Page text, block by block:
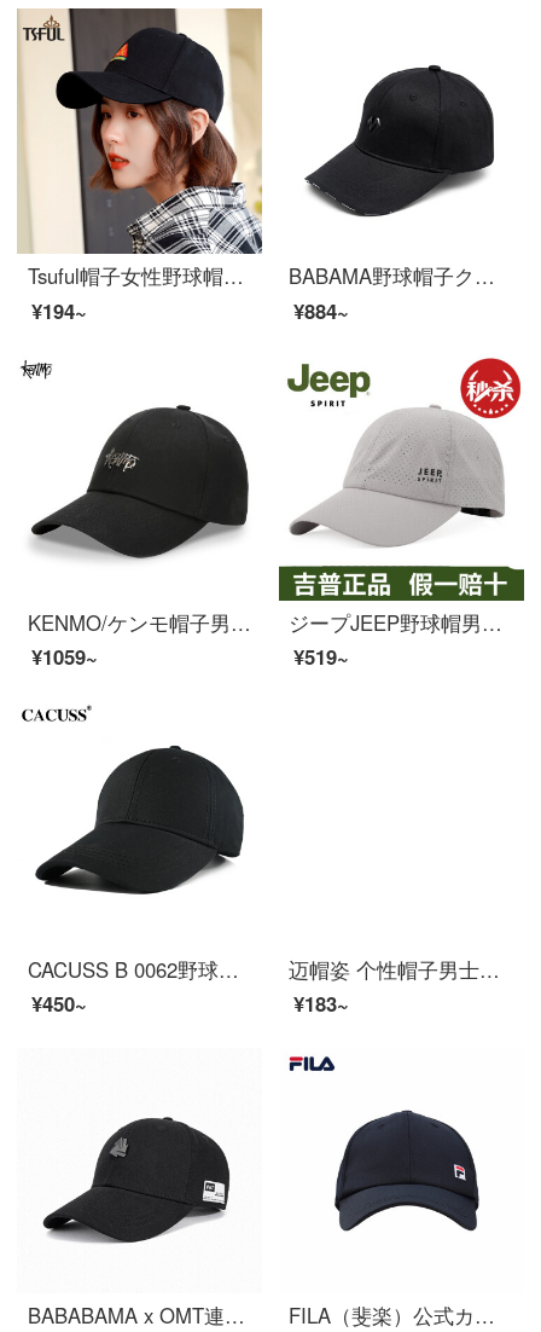
Tsuful帽子女性野球帽秋冬四季モデル韓流スポーツカジュアル百選カップル帽子鴨舌帽MG 2014 BQMAブラック
¥194~
BABAMA野球帽子クラシックブランド帽子男女四季通用のハンチングアウトドアスポーツM字母カップル日焼け止め帽子ヒップホップ黒平均サイズ
¥884~
KENMO/ケンモ帽子男韓版ファッション的な金属のアルファベットの野球帽の女性のins潮のブランドの学生はレジャーの経典アヒルの舌の帽子のカップルの屋外のサンバイザーの帽子の日よけの黒色（四季の純綿の金）の平均サイズ（首回りの56 cm-60 cm）に乗ります。
¥1059~
ジープJEEP野球帽男女レジャー屋外春夏ネット帽速乾潮流日よけ鴨舌帽子男百合日帽子浅灰色56-61 cm調節できます。
¥519~
CACUSS B 0062野球帽子ファッション帽子男女四季帽子のひさしを長くしたサンバイザー屋外登山帽子帽子帽子帽子のハンチング黒は首回り56-59 CMが適用されます。
¥450~
迈帽姿 个性帽子男士夏季韩版棒球帽潮流百搭学生街头嘻哈帽带环铁塔鸭舌帽女 铁塔 黑色 可调节
¥183~
BABABAMA x OMT連名のオリジナルブランドブランドの野球帽ヒップホップ男女レジャーアウトドア鴨帽スポーツサンバイザーカップル帽子ブラックフリーサイズ
FILA（斐楽）公式カップル野球帽2021夏新作野球帽レジャーファッションスポーツ伝奇ブルー-NV XS